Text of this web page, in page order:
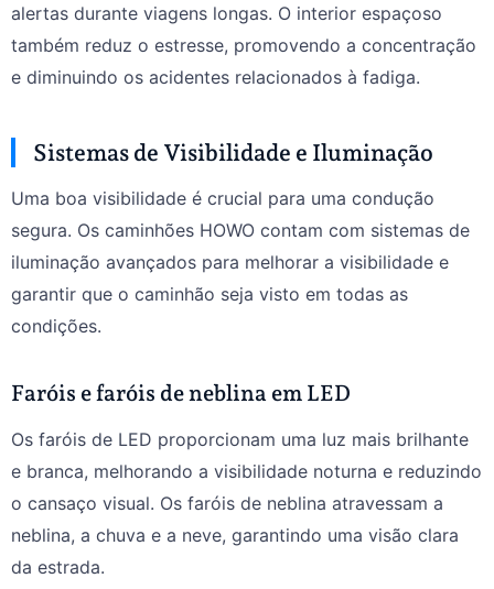
alertas durante viagens longas. O interior espaçoso
também reduz o estresse, promovendo a concentração
e diminuindo os acidentes relacionados à fadiga.
Sistemas de Visibilidade e Iluminação
Uma boa visibilidade é crucial para uma condução
segura. Os caminhões HOWO contam com sistemas de
iluminação avançados para melhorar a visibilidade e
garantir que o caminhão seja visto em todas as
condições.
Faróis e faróis de neblina em LED
Os faróis de LED proporcionam uma luz mais brilhante
e branca, melhorando a visibilidade noturna e reduzindo
o cansaço visual. Os faróis de neblina atravessam a
neblina, a chuva e a neve, garantindo uma visão clara
da estrada.